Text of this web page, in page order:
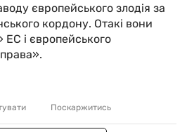
європейського злодія за
кордону. Отакі вони
ЕС і європейського
Поскаржитись